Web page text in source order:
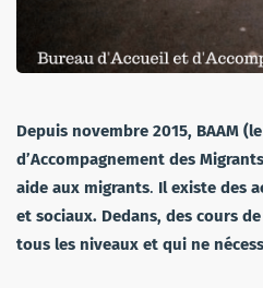
Depuis novembre 2015, BAAM
d’Accompagnement des
aide aux migrants. Il existe des
et sociaux. Dedans, des cours
tous les niveaux et qui ne